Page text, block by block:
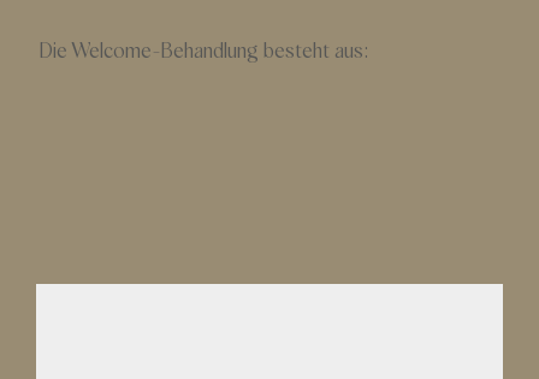
Die Welcome-Behandlung besteht aus: